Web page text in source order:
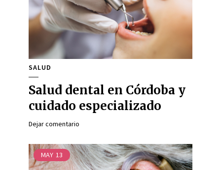
SALUD
Salud dental en Córdoba y
cuidado especializado
Dejar comentario
MAY 13